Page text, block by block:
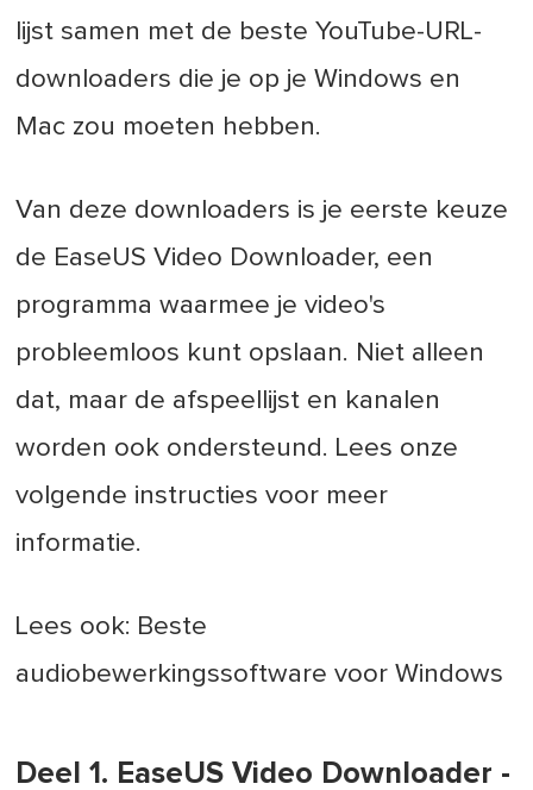
lijst samen met de beste YouTube-URL-
downloaders die je op je Windows en
Mac zou moeten hebben.
Van deze downloaders is je eerste keuze
de EaseUS Video Downloader, een
programma waarmee je video's
probleemloos kunt opslaan. Niet alleen
dat, maar de afspeellijst en kanalen
worden ook ondersteund. Lees onze
volgende instructies voor meer
informatie.
Lees ook: Beste
audiobewerkingssoftware voor Windows
Deel 1. EaseUS Video Downloader -